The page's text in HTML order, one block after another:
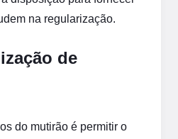
na regularização.
de
do mutirão é permitir o